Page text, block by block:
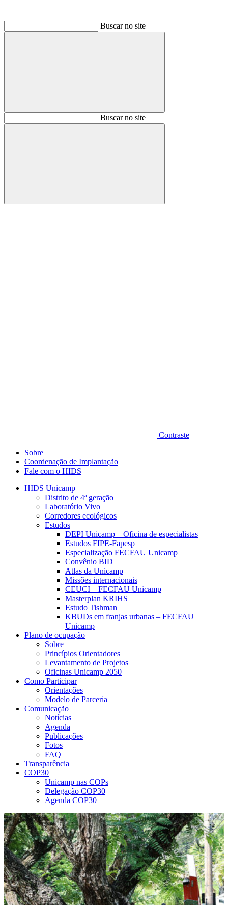
Buscar no site
BuscarBuscar no site
Buscar
Contraste
Sobre
Coordenação de Implantação
Fale com o HIDS
HIDS Unicamp
Distrito de 4ª geração
Laboratório Vivo
Corredores ecológicos
Estudos
DEPI Unicamp – Oficina de especialistas
Estudos FIPE-Fapesp
Especialização FECFAU Unicamp
Convênio BID
Atlas da Unicamp
Missões internacionais
CEUCI – FECFAU Unicamp
Masterplan KRIHS
Estudo Tishman
KBUDs em franjas urbanas – FECFAU
Unicamp
Plano de ocupação
Sobre
Princípios Orientadores
Levantamento de Projetos
Oficinas Unicamp 2050
Como Participar
Orientações
Modelo de Parceria
Comunicação
Notícias
Agenda
Publicações
Fotos
FAQ
Transparência
COP30
Unicamp nas COPs
Delegação COP30
Agenda COP30